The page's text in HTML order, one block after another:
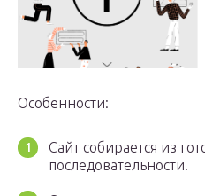
Особенности:
Сайт собирается из
последовательности.